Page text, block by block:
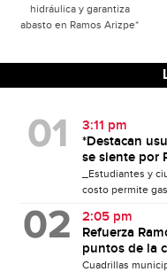
hidráulica y garantiza
abasto en Ramos Arizpe*
3:11 pm
*Destacan
se siente por
_Estudiantes y
costo permite
2:05 pm
Refuerza
puntos de la
Cuadrillas